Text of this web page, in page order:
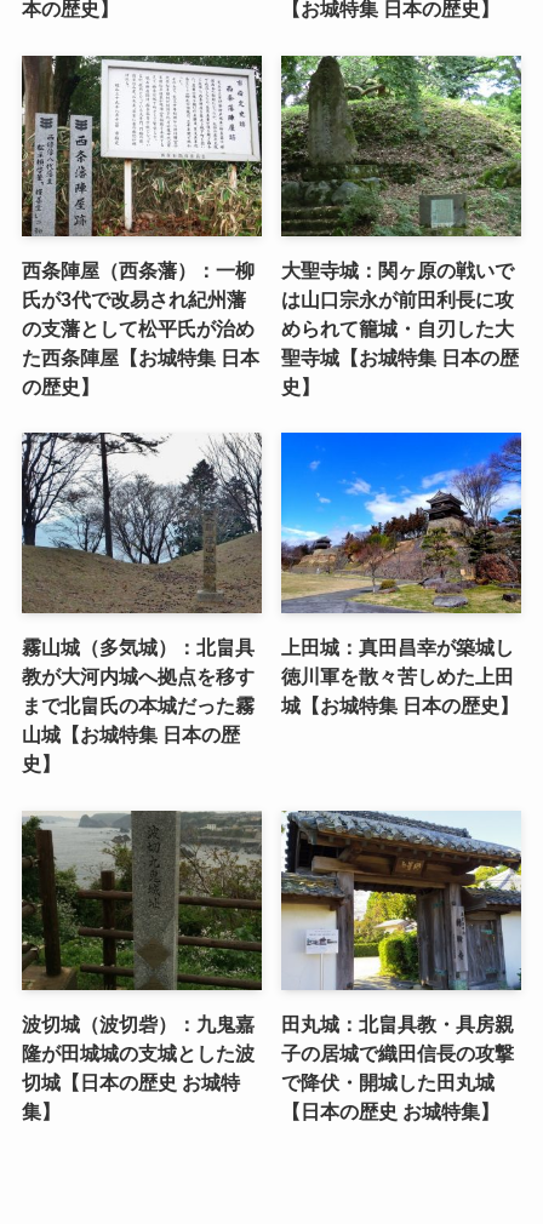
本の歴史】 【お城特集 日本の歴史】
西条陣屋（西条藩）：一柳
氏が3代で改易され紀州藩
の支藩として松平氏が治め
た西条陣屋【お城特集 日本
の歴史】
大聖寺城：関ヶ原の戦いで
は山口宗永が前田利長に攻
められて籠城・自刃した大
聖寺城【お城特集 日本の歴
史】
霧山城（多気城）：北畠具
教が大河内城へ拠点を移す
まで北畠氏の本城だった霧
山城【お城特集 日本の歴
史】
上田城：真田昌幸が築城し
徳川軍を散々苦しめた上田
城【お城特集 日本の歴史】
波切城（波切砦）：九鬼嘉
隆が田城城の支城とした波
切城【日本の歴史 お城特
集】
田丸城：北畠具教・具房親
子の居城で織田信長の攻撃
で降伏・開城した田丸城
【日本の歴史 お城特集】